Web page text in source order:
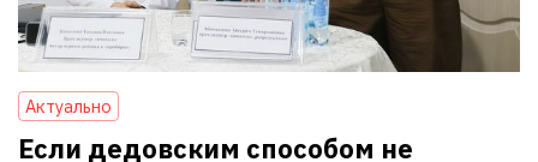
Актуально
Если дедовским способом не